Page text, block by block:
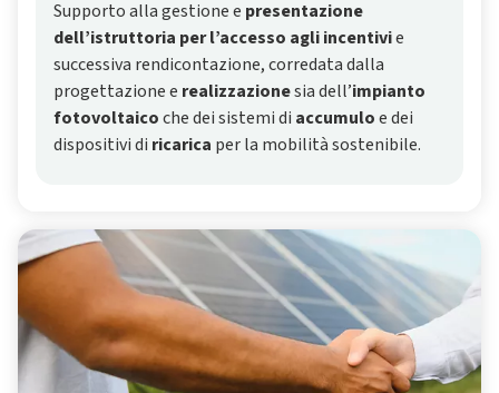
Supporto alla gestione e presentazione
dell’istruttoria per l’accesso agli incentivie
successiva rendicontazione, corredata dalla
progettazione e realizzazionesia dell’impianto
fotovoltaicoche dei sistemi di accumuloe dei
dispositivi di ricarica per la mobilità sostenibile.